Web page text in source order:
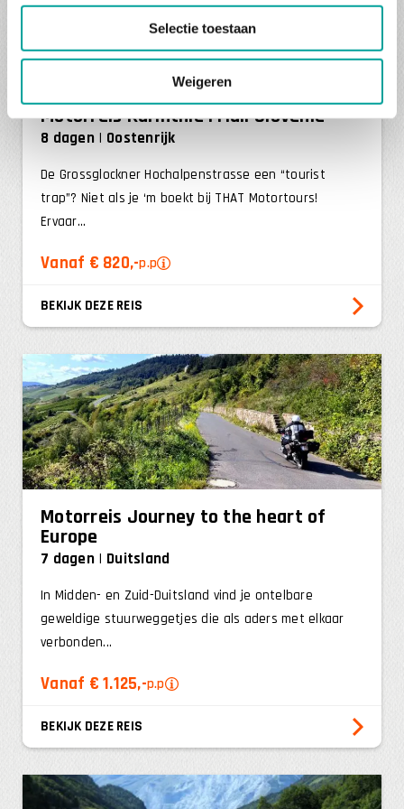
Selectie toestaan
Weigeren
Motorreis Karinthië Friuli Slovenië
8 dagen Oostenrijk
De Grossglockner Hochalpenstrasse een “tourist
trap”? Niet als je ‘m boekt bij THAT Motortours!
Ervaar...
Vanaf € 820,-p.p
BEKIJK DEZE REIS
Motorreis Journey to the heart of
Europe
7 dagen Duitsland
In Midden- en Zuid-Duitsland vind je ontelbare
geweldige stuurweggetjes die als aders met elkaar
verbonden...
Vanaf € 1.125,-p.p
BEKIJK DEZE REIS